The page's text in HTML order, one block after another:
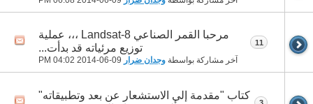
مرحبا القمر الصناعي Landsat-8 ،،، عملية
توزيع مرئياته قد بدأت...
آخر مشاركة بواسطة وجدان ضرار 04:02 PM
11
كتاب "مقدمة إلى الاستشعار عن بعد وتطبيقاته"